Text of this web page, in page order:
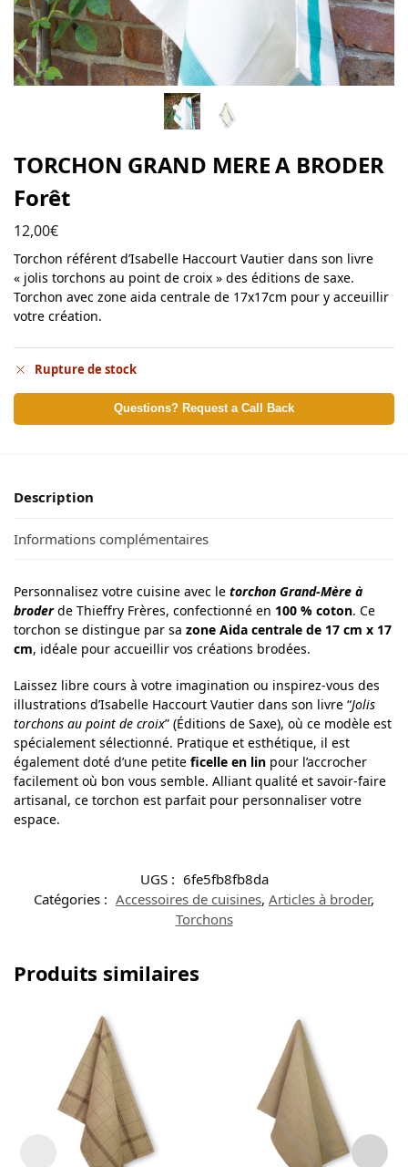
TORCHON GRAND MERE A BRODER
Forêt
12,00€
Torchon référent d’Isabelle Haccourt Vautier dans son livre
« jolis torchons au point de croix » des éditions de saxe.
Torchon avec zone aida centrale de 17x17cm pour y acceuillir
votre création.
Rupture de stock
Questions? Request a Call Back
Description
Informations complémentaires
Personnalisez votre cuisine avec le torchon Grand-Mère à
broderde Thieffry Frères, confectionné en 100 % coton. Ce
torchon se distingue par sa zone Aida centrale de 17 cm x 17
cm, idéale pour accueillir vos créations brodées.
Laissez libre cours à votre imagination ou inspirez-vous des
illustrations d’Isabelle Haccourt Vautier dans son livre “Jolis
torchons au point de croix” (Éditions de Saxe), où ce modèle est
spécialement sélectionné. Pratique et esthétique, il est
également doté d’une petite ficelle en lin pour l’accrocher
facilement où bon vous semble. Alliant qualité et savoir-faire
artisanal, ce torchon est parfait pour personnaliser votre
espace.
UGS : 6fe5fb8fb8da
Catégories : Accessoires de cuisines, Articles à broder,
Torchons
Produits similaires